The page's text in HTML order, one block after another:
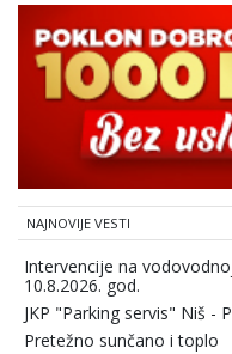
NAJNOVIJE VESTI
Intervencije na
10.8.2026. god.
JKP "Parking servis" Niš -
Pretežno sunčano i toplo